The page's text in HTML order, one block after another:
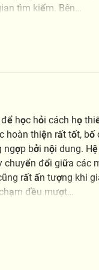
tìm kiếm. Bên…
học hỏi cách họ
hoàn thiện rất tốt, bố
bởi nội dung. Hệ
chuyển đổi giữa các
rất ấn tượng khi
đều mượt…